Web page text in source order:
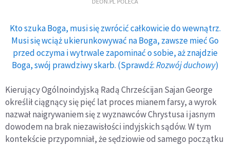
Kto szuka Boga, musi się zwrócić całkowicie do wewnątrz.
Musi się wciąż ukierunkowywać na Boga, zawsze mieć Go
przed oczyma i wytrwale zapominać o sobie, aż znajdzie
Boga, swój prawdziwy skarb. (Sprawdź:Rozwój duchowy)
Kierujący Ogólnoindyjską Radą Chrześcijan Sajan George
określił ciągnący się pięć lat proces mianem farsy, a wyrok
nazwał naigrywaniem się z wyznawców Chrystusa i jasnym
dowodem na brak niezawisłości indyjskich sądów. W tym
kontekście przypomniał, że sędziowie od samego początku